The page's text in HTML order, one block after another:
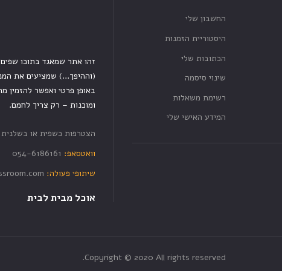
זהו אתר שמאגד בתוכו שפים
(וההיפך...) שמציעים את
באופן פרטי ואפשר להזמין
ומוכנות – רק צריך לחמם.
הצטרפות כשפית או בשלנית
וואטסאפ: 054-6186161
שיתופי פעולה:
אוכל מבית לבית
החשבון שלי
היסטוריית הזמנות
הכתובות שלי
שינוי סיסמה
רשימת משאלות
המידע האישי שלי
Copyright © 2020 All rights reserved.